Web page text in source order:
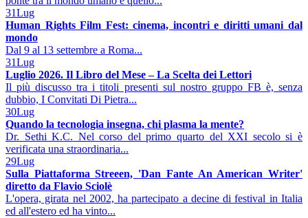
31Lug
Human Rights Film Fest: cinema, incontri e diritti umani dal
mondo
Dal 9 al 13 settembre a Roma...
31Lug
Luglio 2026. Il Libro del Mese – La Scelta dei Lettori
Il più discusso tra i titoli presenti sul nostro gruppo FB è, senza
dubbio, I Convitati Di Pietra...
30Lug
Quando la tecnologia insegna, chi plasma la mente?
Dr. Sethi K.C. Nel corso del primo quarto del XXI secolo si è
verificata una straordinaria...
29Lug
Sulla Piattaforma Streeen, 'Dan Fante An American Writer'
diretto da Flavio Sciolè
L'opera, girata nel 2002, ha partecipato a decine di festival in Italia
ed all'estero ed ha vinto...